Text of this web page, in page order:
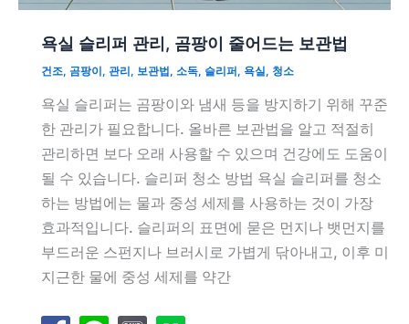
욕실 슬리퍼 관리, 곰팡이 줄어드는 보관법
건조, 곰팡이, 관리, 보관법, 소독, 슬리퍼, 욕실, 청소
욕실 슬리퍼는 곰팡이와 냄새 등을 방지하기 위해 꾸준
한 관리가 필요합니다. 올바른 보관법을 알고 적절히
관리하면 보다 오래 사용할 수 있으며 건강에도 도움이
될 수 있습니다. 슬리퍼 청소 방법 욕실 슬리퍼를 청소
하는 방법에는 물과 중성 세제를 사용하는 것이 가장
효과적입니다. 슬리퍼의 표면에 묻은 먼지나 뱃먼지를
부드러운 스펀지나 브러시로 가볍게 닦아내고, 이후 미
지근한 물에 중성 세제를 약간